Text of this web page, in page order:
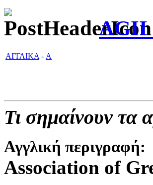
AGII
ΑΓΓΛΙΚΑ - A
Τι σημαίνουν
Αγγλική περιγραφή:
Association of